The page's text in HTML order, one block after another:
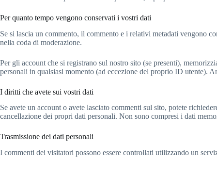
Per quanto tempo vengono conservati i vostri dati
Se si lascia un commento, il commento e i relativi metadati vengono
nella coda di moderazione.
Per gli account che si registrano sul nostro sito (se presenti),
personali in qualsiasi momento (ad eccezione del proprio ID utente).
I diritti che avete sui vostri dati
Se avete un account o avete lasciato commenti sul sito, potete
cancellazione dei propri dati personali. Non sono compresi i dati
Trasmissione dei dati personali
I commenti dei visitatori possono essere controllati utilizzando un